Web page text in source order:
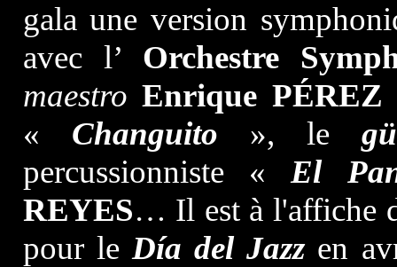
gala une version
avec l’ Orchestre
maestro Enrique PÉREZ
« Changuito », le
percussionniste «El
REYES… Il est à l'affiche
pour le Día del Jazzen